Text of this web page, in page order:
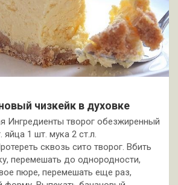
чизкейк в духовке
Ингредиенты творог обезжиренный
1 шт. мука 2 ст.л.
сквозь сито творог. Вбить
перемешать до однородности,
пюре, перемешать еще раз,